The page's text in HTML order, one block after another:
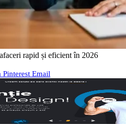
rapid și eficient în 2026
Pinterest Email